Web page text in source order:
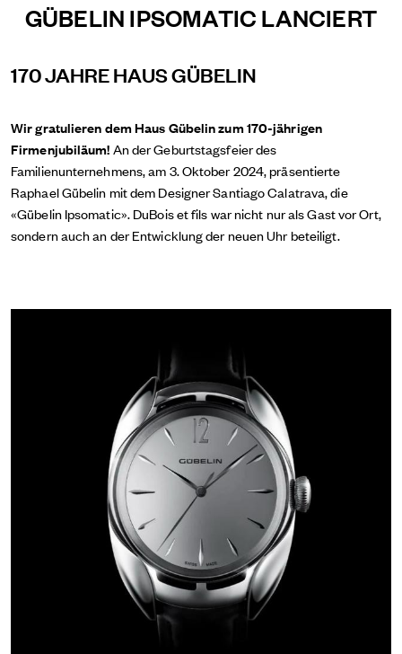
GÜBELIN IPSOMATIC LANCIERT
170 JAHRE HAUS GÜBELIN
Wir gratulieren dem Haus Gübelin zum 170-jährigen
Firmenjubiläum!An der Geburtstagsfeier des
Familienunternehmens, am 3. Oktober 2024, präsentierte
Raphael Gübelin mit dem Designer Santiago Calatrava, die
«Gübelin Ipsomatic». DuBois et fils war nicht nur als Gast vor Ort,
sondern auch an der Entwicklung der neuen Uhr beteiligt.